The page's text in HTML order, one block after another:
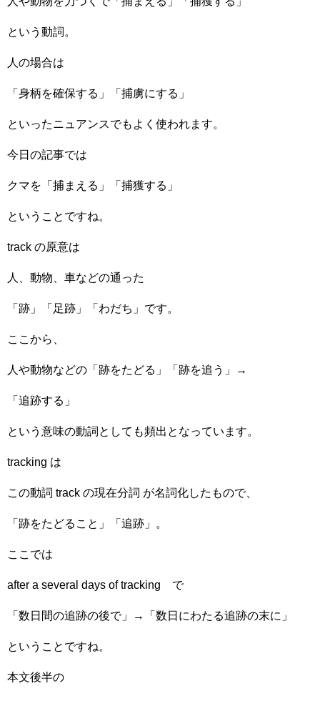
という動詞。
人の場合は
「身柄を確保する」「捕虜にする」
といったニュアンスでもよく使われます。
今日の記事では
クマを「捕まえる」「捕獲する」
ということですね。
track の原意は
人、動物、車などの通った
「跡」「足跡」「わだち」です。
ここから、
人や動物などの「跡をたどる」「跡を追う」→
「追跡する」
という意味の動詞としても頻出となっています。
tracking は
この動詞 track の現在分詞 が名詞化したもので、
「跡をたどること」「追跡」。
ここでは
after a several days of tracking で
「数日間の追跡の後で」→「数日にわたる追跡の末に」
ということですね。
本文後半の